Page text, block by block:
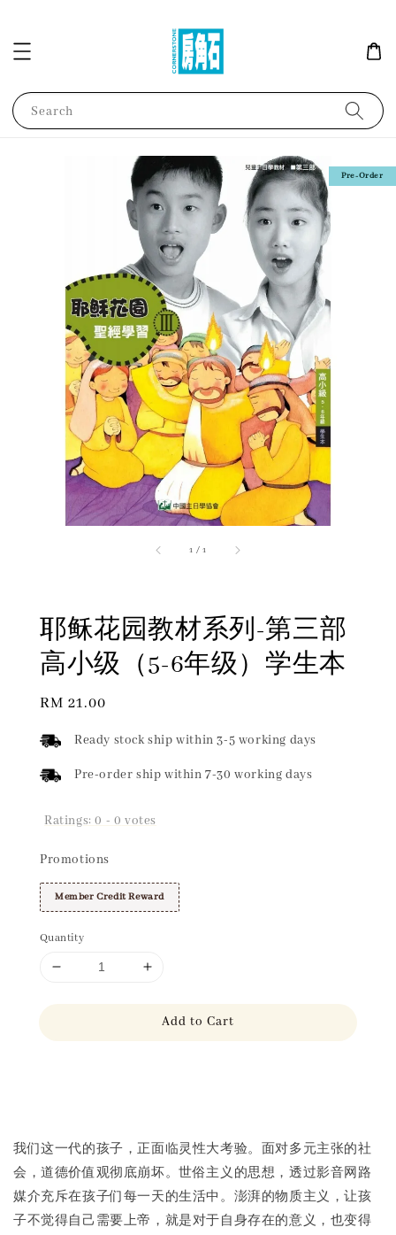
Search
1 /1
Pre-Order
耶稣花园教材系列-第三部
高小级（5-6年级）学生本
Regular
RM 21.00
Ready stock ship within 3-5 working days
Pre-order ship within 7-30 working days
Ratings:0 - 0 votes
Promotions
Member Credit Reward
Quantity
Add to Cart
我们这一代的孩子，正面临灵性大考验。面对多元主张的社
会，道德价值观彻底崩坏。世俗主义的思想，透过影音网路
媒介充斥在孩子们每一天的生活中。澎湃的物质主义，让孩
子不觉得自己需要上帝，就是对于自身存在的意义，也变得